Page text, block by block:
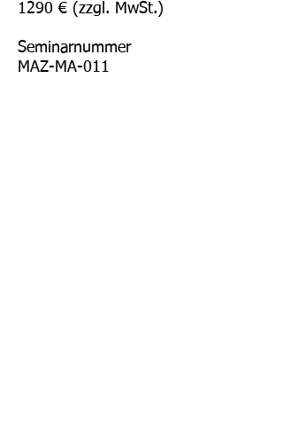
1290 € (zzgl. MwSt.)
Seminarnummer
MAZ-MA-011